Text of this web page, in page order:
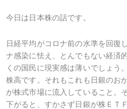
今日は日本株の話です。
日経平均がコロナ前の水準を回復
ナ感染に怯え、とんでもない経済
くの国民に現実感は薄いでしょう
株高です。それもこれも日銀のお
が株式市場に流入していること。
下がると、すかさず日銀が株ＥＴ